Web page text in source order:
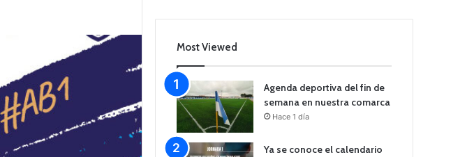
Most Viewed
Agenda deportiva del fin de
semana en nuestra comarca
Hace 1 día
Ya se conoce el calendario